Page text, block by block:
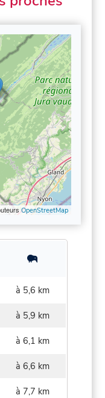
OpenStreetMap
à 5,6 km
à 5,9 km
à 6,1 km
à 6,6 km
à 7,7 km